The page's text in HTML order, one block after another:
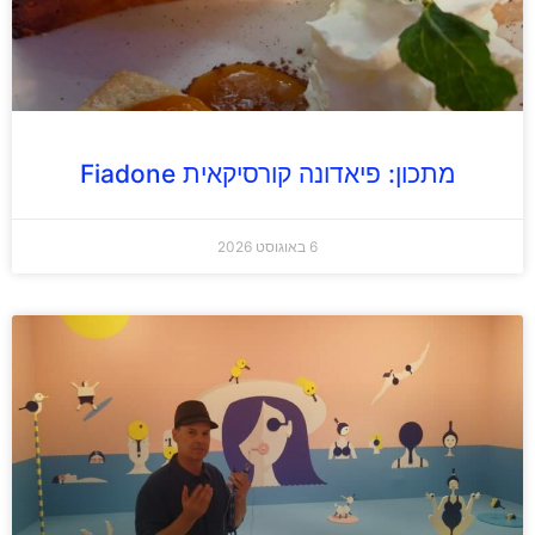
מתכון: פיאדונה קורסיקאית Fiadone
6 באוגוסט 2026